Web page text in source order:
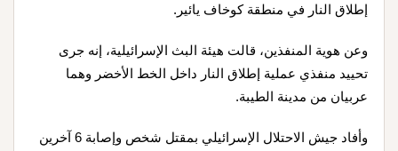
إطلاق النار في منطقة كوخاف يائير.
وعن هوية المنفذين، قالت هيئة البث الإسرائيلية، إنه جرى
تحييد منفذي عملية إطلاق النار داخل الخط الأخضر وهما
عربيان من مدينة الطيبة.
وأفاد جيش الاحتلال الإسرائيلي بمقتل شخص وإصابة 6 آخرين